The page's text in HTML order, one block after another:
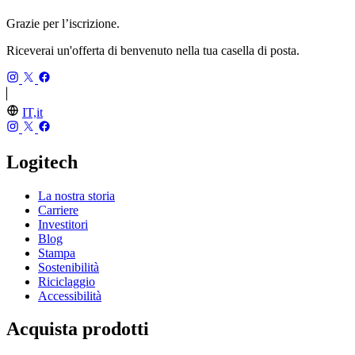
Grazie per l’iscrizione.
Riceverai un'offerta di benvenuto nella tua casella di posta.
IT,it
Logitech
La nostra storia
Carriere
Investitori
Blog
Stampa
Sostenibilità
Riciclaggio
Accessibilità
Acquista prodotti